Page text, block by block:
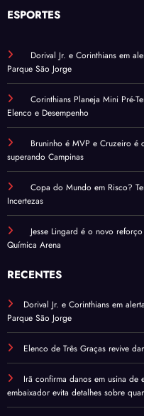
ESPORTES
Dorival Jr. e Corinthians em
Parque São Jorge
Corinthians Planeja Mini Pré-
Elenco e Desempenho
Bruninho é MVP e Cruzeiro é
superando Campinas
Copa do Mundo em Risco?
Incertezas
Jesse Lingard é o novo
Química Arena
RECENTES
Dorival Jr. e Corinthians em
Parque São Jorge
Elenco de Três Graças revive
Irã confirma danos em usina de
embaixador evita detalhes sobre